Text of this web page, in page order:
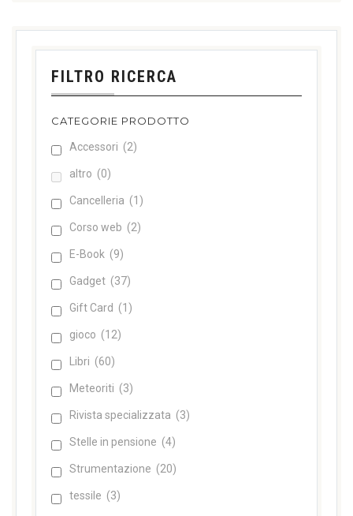
FILTRO RICERCA
CATEGORIE PRODOTTO
Accessori (2)
altro (0)
Cancelleria (1)
Corso web (2)
E-Book (9)
Gadget (37)
Gift Card (1)
gioco (12)
Libri (60)
Meteoriti (3)
Rivista specializzata (3)
Stelle in pensione (4)
Strumentazione (20)
tessile (3)